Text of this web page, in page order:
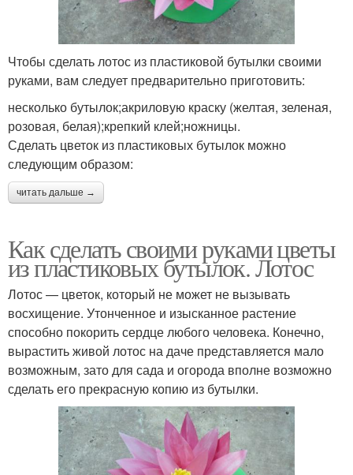
Чтобы сделать лотос из пластиковой бутылки своими
руками, вам следует предварительно приготовить:
несколько бутылок;акриловую краску (желтая, зеленая,
розовая, белая);крепкий клей;ножницы.
Сделать цветок из пластиковых бутылок можно
следующим образом:
читать дальше →
Как сделать своими руками цветы
из пластиковых бутылок. Лотос
Лотос — цветок, который не может не вызывать
восхищение. Утонченное и изысканное растение
способно покорить сердце любого человека. Конечно,
вырастить живой лотос на даче представляется мало
возможным, зато для сада и огорода вполне возможно
сделать его прекрасную копию из бутылки.